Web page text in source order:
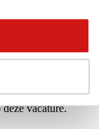
de slag als
en laat je
relaties. Direct
ook.
vacature.